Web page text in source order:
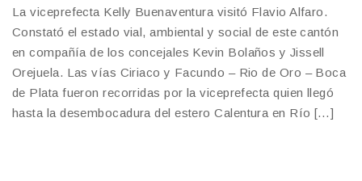
La viceprefecta Kelly Buenaventura visitó Flavio Alfaro.
Constató el estado vial, ambiental y social de este cantón
en compañía de los concejales Kevin Bolaños y Jissell
Orejuela. Las vías Ciriaco y Facundo – Rio de Oro – Boca
de Plata fueron recorridas por la viceprefecta quien llegó
hasta la desembocadura del estero Calentura en Río […]